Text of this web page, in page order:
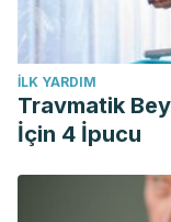
İLK YARDIM
Travmatik
İçin 4 İpucu